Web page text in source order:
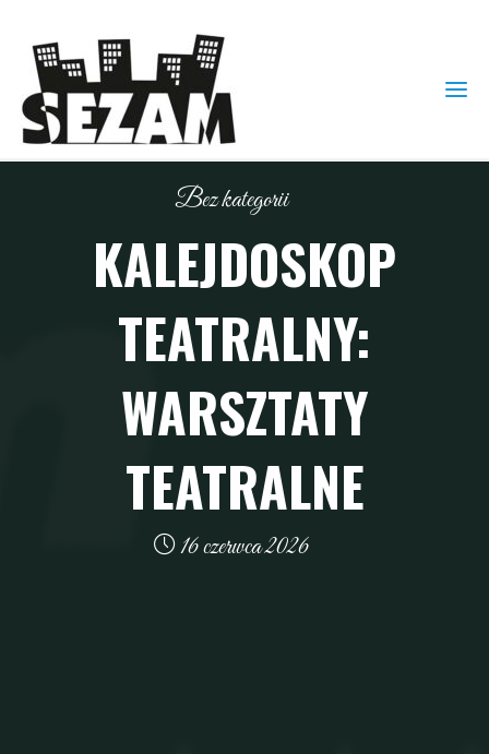
Bez kategorii
KALEJDOSKOP
TEATRALNY:
WARSZTATY
TEATRALNE
16 czerwca 2026